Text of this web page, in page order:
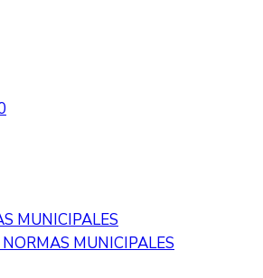
MUNICIPALES
MUNICIPALES